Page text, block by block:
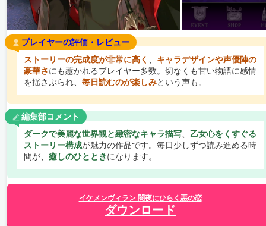
プレイヤーの評価・レビュー
ストーリーの完成度が非常に高く 、 キャラデザインや声優陣の
豪華さにも惹かれるプレイヤー多数。切なくも甘い物語に感情
を揺さぶられ、 毎日読むのが楽しみという声も。
編集部コメント
ダークで美麗な世界観と緻密なキャラ描写、 乙女心をくすぐる
ストーリー構成が魅力の作品です。毎日少しずつ読み進める時
間が、 癒しのひとときになります。
イケメンヴィラン 闇夜にひらく悪の恋
ダウンロード